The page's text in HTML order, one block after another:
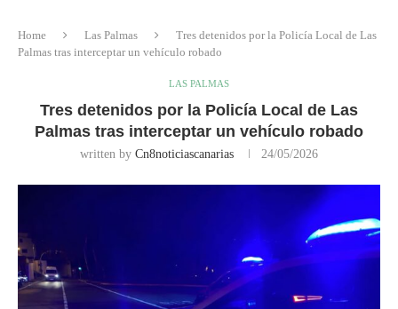
Home Las Palmas
Tres detenidos por la Policía Local de Las
Palmas tras interceptar un vehículo robado
LAS PALMAS
Tres detenidos por la Policía Local de Las
Palmas tras interceptar un vehículo robado
written by Cn8noticiascanarias 24/05/2026